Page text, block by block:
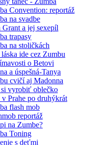
Convention: reportáž
na svadbe
Grant a jej sexepíl
trapasy
na stoličkách
ide cez Zumbu
o Betovi
a úspešná-Tanya
cvičí aj Madonna
vyrobiť oblečko
v Prahe po druhýkrát
flash mob
reportáž
na Zumbe?
Toning
s deťmi